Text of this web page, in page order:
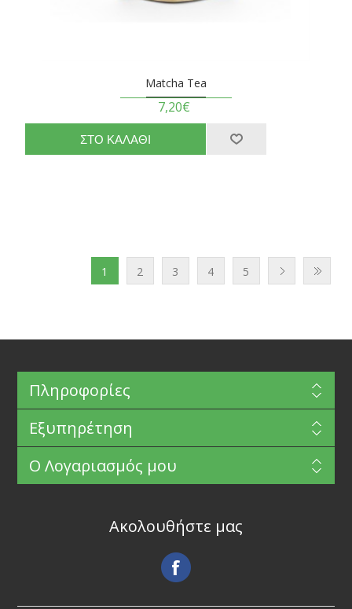
Matcha Tea
7,20€
1 2 3 4 5
Πληροφορίες
Εξυπηρέτηση
Ο Λογαριασμός μου
Ακολουθήστε μας